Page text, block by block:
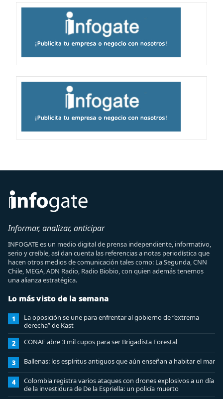
Informar, analizar, anticipar
INFOGATE es un medio digital de prensa independiente, informativo,
serio y creíble, así dan cuenta las referencias a notas periodística que
hacen otros medios de comunicación tales como: La Segunda, CNN
Chile, MEGA, ADN Radio, Radio Biobio, con quien además tenemos
una alianza estratégica.
Lo más visto de la semana
1
La oposición se une para enfrentar al gobierno de “extrema
derecha” de Kast
2 CONAF abre 3 mil cupos para ser Brigadista Forestal
3 Ballenas: los espíritus antiguos que aún enseñan a habitar el mar
4
Colombia registra varios ataques con drones explosivos a un día
de la investidura de De la Espriella: un policía muerto